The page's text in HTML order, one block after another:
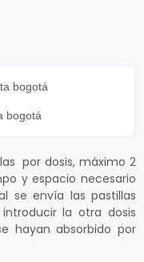
bogotá
por dosis, máximo 2
y espacio necesario
se envía las pastillas
la otra dosis
hayan absorbido por